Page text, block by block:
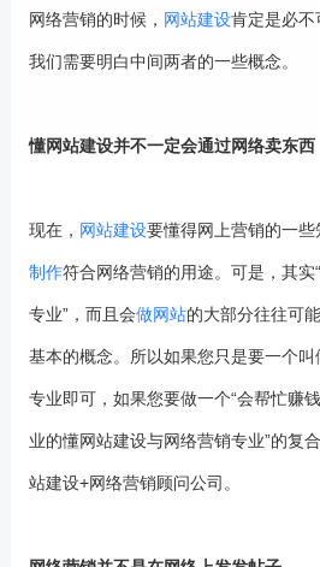
网络营销的时候， 网站建设肯定是必不
我们需要明白中间两者的一些概念。
懂网站建设并不一定会通过网络卖东西
现在， 网站建设要懂得网上营销的一
制作符合网络营销的用途。可是，其实
专业”，而且会做网站的大部分往往可
基本的概念。所以如果您只是要一个
专业即可，如果您要做一个“会帮忙赚
业的懂网站建设与网络营销专业”的复
站建设+网络营销顾问公司。